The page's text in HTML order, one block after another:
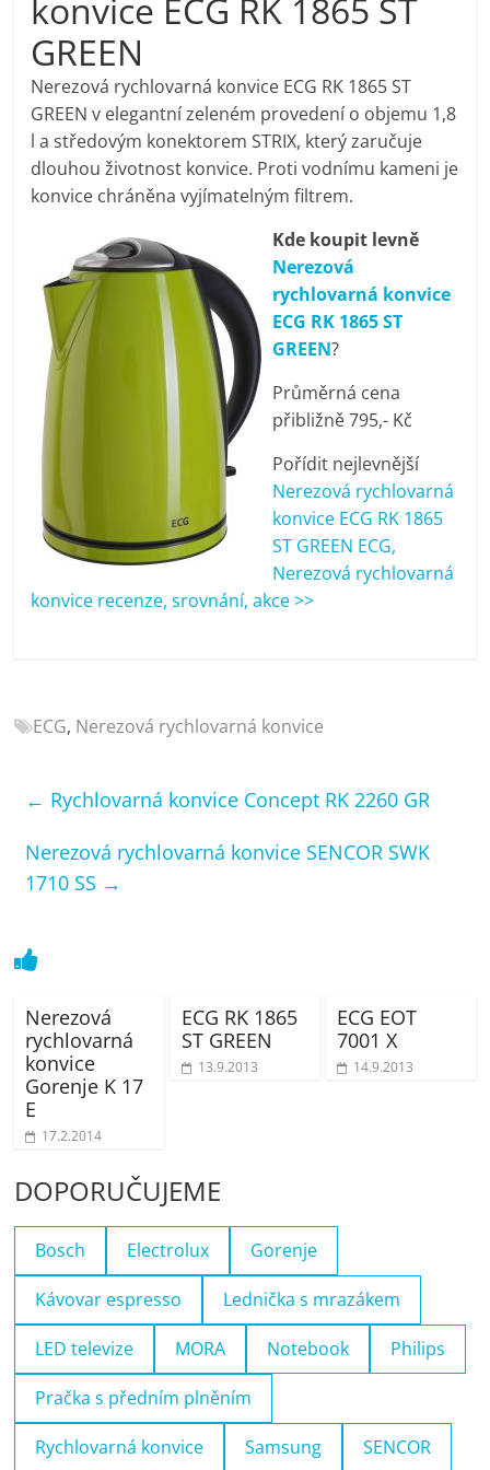
pračky,
televize,
notebooky,
mobilní
telefony,
kávovary,
bazény
Nejlepší
porovnání
Elektro
pračky,
telefony,
kávovary,
konvice ECG RK 1865 ST
GREEN
Nerezová rychlovarná konvice ECG RK 1865 ST
GREEN v elegantní zeleném provedení o objemu 1,8
l a středovým konektorem STRIX, který zaručuje
dlouhou životnost konvice. Proti vodnímu kameni je
konvice chráněna vyjímatelným filtrem.
Kde koupit levně
Nerezová
rychlovarná konvice
ECG RK 1865 ST
GREEN?
Průměrná cena
přibližně 795,- Kč
Pořídit nejlevnější
Nerezová rychlovarná
konvice ECG RK 1865
ST GREEN ECG,
Nerezová rychlovarná
konvice recenze, srovnání, akce >>
ECG, Nerezová rychlovarná konvice
← Rychlovarná konvice Concept RK 2260 GR
Nerezová rychlovarná konvice SENCOR SWK
1710 SS →
Nerezová
rychlovarná
konvice
Gorenje K 17
E
17.2.2014
ECG RK 1865
ST GREEN
13.9.2013
ECG EOT
7001 X
14.9.2013
DOPORUČUJEME
Bosch Electrolux Gorenje
Kávovar espresso Lednička s mrazákem
LED televize MORA Notebook Philips
Pračka s předním plněním
Rychlovarná konvice Samsung SENCOR